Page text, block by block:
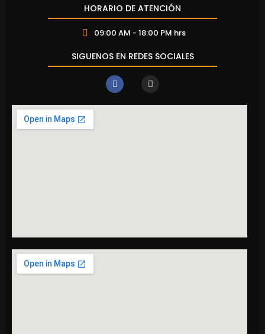
HORARIO DE ATENCIÓN
09:00 AM - 18:00 PM hrs
SIGUENOS EN REDES SOCIALES